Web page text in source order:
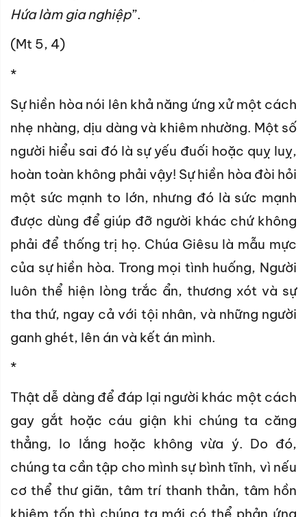
Hứa làm gia nghiệp”.
(Mt 5, 4)
*
Sự hiền hòa nói lên khả năng ứng xử một cách
nhẹ nhàng, dịu dàng và khiêm nhường. Một số
người hiểu sai đó là sự yếu đuối hoặc quỵ luỵ,
hoàn toàn không phải vậy! Sự hiền hòa đòi hỏi
một sức mạnh to lớn, nhưng đó là sức mạnh
được dùng để giúp đỡ người khác chứ không
phải để thống trị họ. Chúa Giêsu là mẫu mực
của sự hiền hòa. Trong mọi tình huống, Người
luôn thể hiện lòng trắc ẩn, thương xót và sự
tha thứ, ngay cả với tội nhân, và những người
ganh ghét, lên án và kết án mình.
*
Thật dễ dàng để đáp lại người khác một cách
gay gắt hoặc cáu giận khi chúng ta căng
thẳng, lo lắng hoặc không vừa ý. Do đó,
chúng ta cần tập cho mình sự bình tĩnh, vì nếu
cơ thể thư giãn, tâm trí thanh thản, tâm hồn
khiêm tốn thì chúng ta mới có thể phản ứng